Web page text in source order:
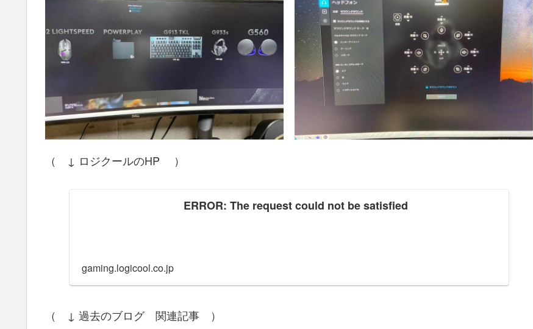
（ ↓ ロジクールのHP ）
ERROR: The request could not be satisfied
gaming.logicool.co.jp
（ ↓ 過去のブログ 関連記事 ）